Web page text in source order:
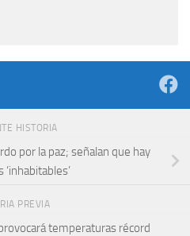
HISTORIA
por la paz; señalan que hay
PREVIA
provocará temperaturas récord